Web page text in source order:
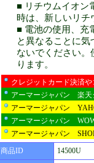
■ リチウムイオン
時は、新しいリ
■ 電池の使用、充
と異なることに
ないでください。
ります。
クレジットカード決済
アーマージャパン 楽天
アーマージャパン
アーマージャパン
アーマージャパン
商品ID
14500U